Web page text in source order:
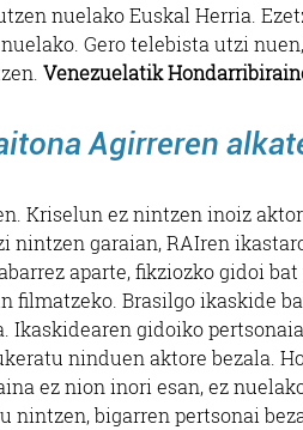
nuelako Euskal Herria.
Gero telebista utzi
Agirreren
Venezuelatik
Kriselun ez nintzen inoiz
garaian, RAIren
aparte, fikziozko gidoi
Brasilgo ikaskide
gidoiko
ninduen aktore bezala.
ez nion inori esan, ez
nintzen, bigarren pertsonai